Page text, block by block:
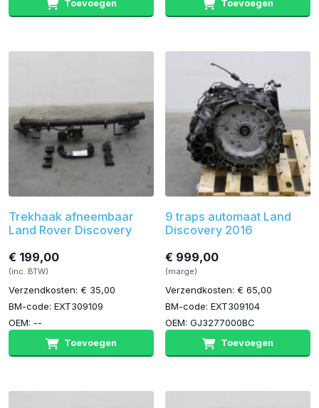
Toevoegen Toevoegen
Trekhaak afneembaar
Land Rover Discovery
€ 199,00
(inc. BTW)
Verzendkosten: € 35,00
BM-code: EXT309109
OEM: --
Toevoegen
9 traps automaat Land
Discovery 2016
€ 999,00
(marge)
Verzendkosten: € 65,00
BM-code: EXT309104
OEM: GJ3277000BC
Toevoegen